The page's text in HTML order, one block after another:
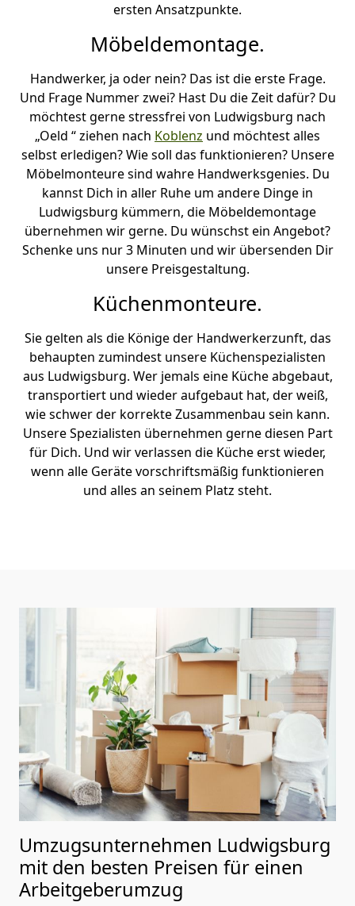
ersten Ansatzpunkte.
Möbeldemontage.
Handwerker, ja oder nein? Das ist die erste Frage.
Und Frage Nummer zwei? Hast Du die Zeit dafür? Du
möchtest gerne stressfrei von Ludwigsburg nach
„Oeld “ ziehen nach Koblenz und möchtest alles
selbst erledigen? Wie soll das funktionieren? Unsere
Möbelmonteure sind wahre Handwerksgenies. Du
kannst Dich in aller Ruhe um andere Dinge in
Ludwigsburg kümmern, die Möbeldemontage
übernehmen wir gerne. Du wünschst ein Angebot?
Schenke uns nur 3 Minuten und wir übersenden Dir
unsere Preisgestaltung.
Küchenmonteure.
Sie gelten als die Könige der Handwerkerzunft, das
behaupten zumindest unsere Küchenspezialisten
aus Ludwigsburg. Wer jemals eine Küche abgebaut,
transportiert und wieder aufgebaut hat, der weiß,
wie schwer der korrekte Zusammenbau sein kann.
Unsere Spezialisten übernehmen gerne diesen Part
für Dich. Und wir verlassen die Küche erst wieder,
wenn alle Geräte vorschriftsmäßig funktionieren
und alles an seinem Platz steht.
Umzugsunternehmen Ludwigsburg
mit den besten Preisen für einen
Arbeitgeberumzug